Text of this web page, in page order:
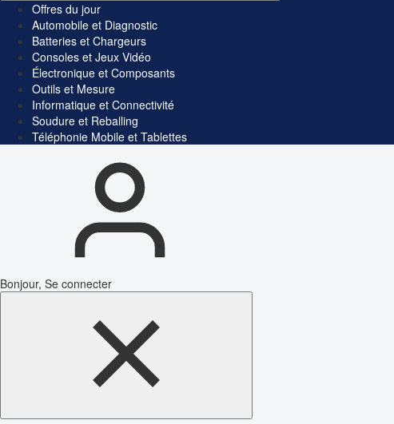
Offres du jour
Automobile et Diagnostic
Batteries et Chargeurs
Consoles et Jeux Vidéo
Électronique et Composants
Outils et Mesure
Informatique et Connectivité
Soudure et Reballing
Téléphonie Mobile et Tablettes
Bonjour, Se connecter